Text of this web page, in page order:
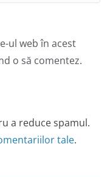
ul web în acest
o să comentez.
a reduce spamul.
tale.